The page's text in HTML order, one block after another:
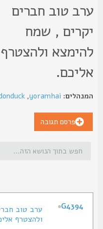
טוב חברים
, שמח
ולהצטרף
yoramhai
,
donduck
,
פרסם תגובה
ערב טוב חברים
ולהצטרף אליכם.
G4394